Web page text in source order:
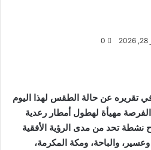
0
تقريره عن حالة الطقس لهذا اليوم
مهيأة لهطول أمطار رعدية
نشطة تحد من مدى الرؤية الأفقية
والباحة، ومكة المكرمة،